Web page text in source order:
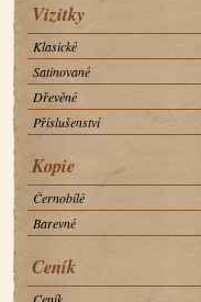
Vizitky
Klasické
Satinované
Dřevěné
Příslušenství
Kopie
Černobílé
Barevné
Ceník